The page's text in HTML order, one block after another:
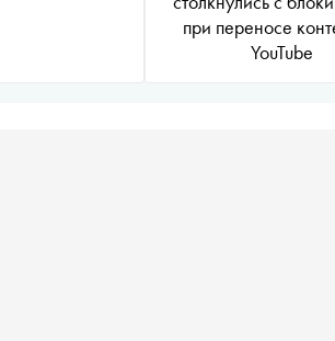
при переносе
YouTube